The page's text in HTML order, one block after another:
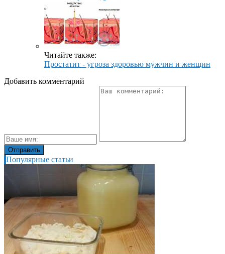
Читайте также:
Простатит - угроза здоровью мужчин и женщин
Добавить комментарий
Популярные статьи